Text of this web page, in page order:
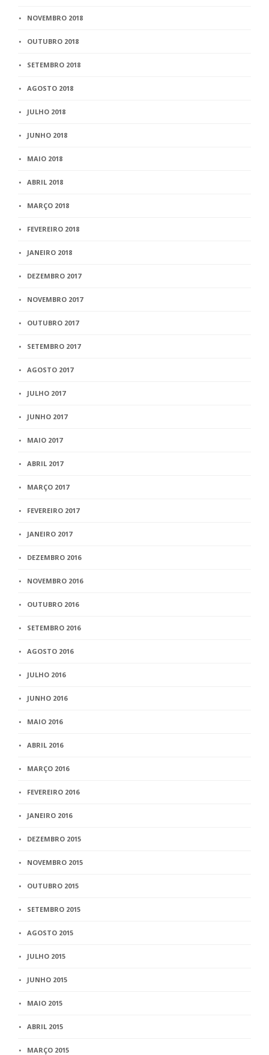
NOVEMBRO 2018
OUTUBRO 2018
SETEMBRO 2018
AGOSTO 2018
JULHO 2018
JUNHO 2018
MAIO 2018
ABRIL 2018
MARÇO 2018
FEVEREIRO 2018
JANEIRO 2018
DEZEMBRO 2017
NOVEMBRO 2017
OUTUBRO 2017
SETEMBRO 2017
AGOSTO 2017
JULHO 2017
JUNHO 2017
MAIO 2017
ABRIL 2017
MARÇO 2017
FEVEREIRO 2017
JANEIRO 2017
DEZEMBRO 2016
NOVEMBRO 2016
OUTUBRO 2016
SETEMBRO 2016
AGOSTO 2016
JULHO 2016
JUNHO 2016
MAIO 2016
ABRIL 2016
MARÇO 2016
FEVEREIRO 2016
JANEIRO 2016
DEZEMBRO 2015
NOVEMBRO 2015
OUTUBRO 2015
SETEMBRO 2015
AGOSTO 2015
JULHO 2015
JUNHO 2015
MAIO 2015
ABRIL 2015
MARÇO 2015